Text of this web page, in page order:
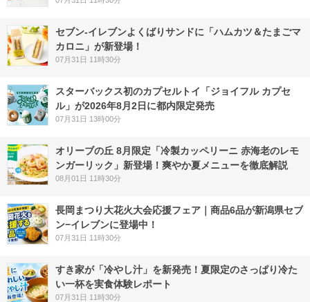
セブン‐イレブンよくばりサンドに「ハムカツ＆たまごマ
カロニ」が新登場！
07月31日 11時30分
スターバックス初のカプセルトイ「ジョイフル カプセ
ル」が2026年8月2日に都内限定発売
07月31日 13時00分
オリーブの丘 8月限定「冷製カッペリーニ 赤海老のレモ
ンガーリック」新登場！爽やか夏メニューを徹底解説
08月01日 11時30分
長岡まつり大花火大会応援フェア｜商品6品が新潟県セブ
ン−イレブンに登場中！
07月31日 11時30分
すき家が「冷やし汁」を新発売！夏限定のさっぱり冷た
い一杯を実食体験レポート
07月31日 11時30分